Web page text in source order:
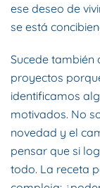
ese deseo de
se está
Sucede
proyectos
identificamos
motivados. No
novedad y el
pensar que si
todo. La receta